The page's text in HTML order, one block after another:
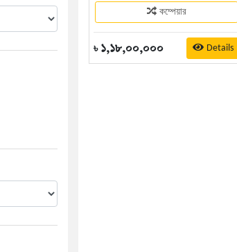
কম্পেয়ার
৳ ১,১৮,০০,০০০ Details